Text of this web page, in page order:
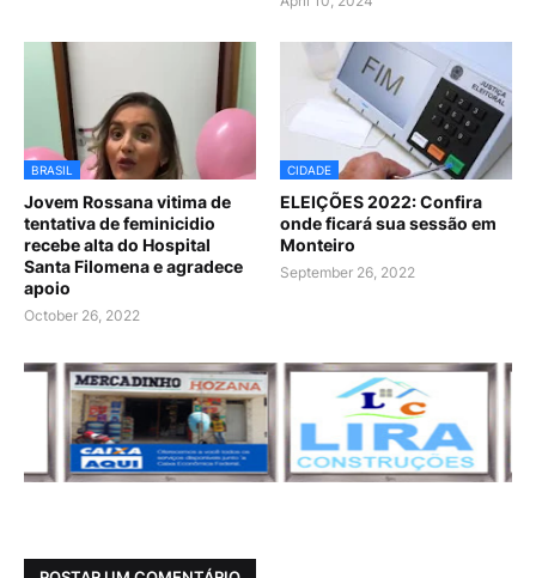
BRASIL
Jovem Rossana vitima de
tentativa de feminicidio
recebe alta do Hospital
Santa Filomena e agradece
apoio
October 26, 2022
CIDADE
ELEIÇÕES 2022: Confira
onde ficará sua sessão em
Monteiro
September 26, 2022